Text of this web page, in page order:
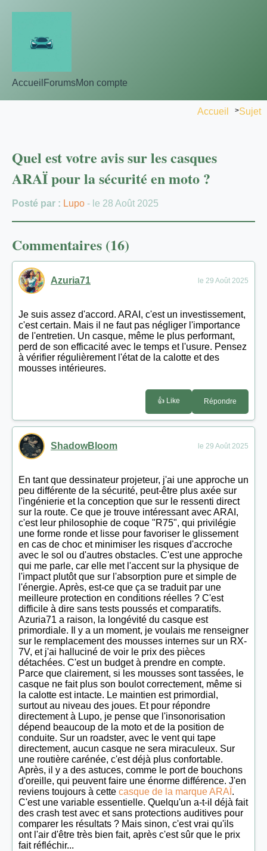
Accueil ForumsMon compte
Accueil >Sujet
Quel est votre avis sur les casques
ARAÏ pour la sécurité en moto ?
Posté par : Lupo - le 28 Août 2025
Commentaires (16)
Azuria71 le 29 Août 2025
Je suis assez d'accord. ARAI, c'est un investissement,
c'est certain. Mais il ne faut pas négliger l'importance
de l'entretien. Un casque, même le plus performant,
perd de son efficacité avec le temps et l'usure. Pensez
à vérifier régulièrement l'état de la calotte et des
mousses intérieures.
👍 Like Répondre
ShadowBloom le 29 Août 2025
En tant que dessinateur projeteur, j'ai une approche un
peu différente de la sécurité, peut-être plus axée sur
l'ingénierie et la conception que sur le ressenti direct
sur la route. Ce que je trouve intéressant avec ARAI,
c'est leur philosophie de coque "R75", qui privilégie
une forme ronde et lisse pour favoriser le glissement
en cas de choc et minimiser les risques d'accroche
avec le sol ou d'autres obstacles. C'est une approche
qui me parle, car elle met l'accent sur la physique de
l'impact plutôt que sur l'absorption pure et simple de
l'énergie. Après, est-ce que ça se traduit par une
meilleure protection en conditions réelles ? C'est
difficile à dire sans tests poussés et comparatifs.
Azuria71 a raison, la longévité du casque est
primordiale. Il y a un moment, je voulais me renseigner
sur le remplacement des mousses internes sur un RX-
7V, et j'ai halluciné de voir le prix des pièces
détachées. C'est un budget à prendre en compte.
Parce que clairement, si les mousses sont tassées, le
casque ne fait plus son boulot correctement, même si
la calotte est intacte. Le maintien est primordial,
surtout au niveau des joues. Et pour répondre
directement à Lupo, je pense que l'insonorisation
dépend beaucoup de la moto et de la position de
conduite. Sur un roadster, avec le vent qui tape
directement, aucun casque ne sera miraculeux. Sur
une routière carénée, c'est déjà plus confortable.
Après, il y a des astuces, comme le port de bouchons
d'oreille, qui peuvent faire une énorme différence. J'en
reviens toujours à cette casque de la marque ARAÏ .
C'est une variable essentielle. Quelqu'un a-t-il déjà fait
des crash test avec et sans protections auditives pour
comparer les résultats ? Mais sinon, c'est vrai qu'ils
ont l'air d'être très bien fait, après c'est sûr que le prix
fait réfléchir...